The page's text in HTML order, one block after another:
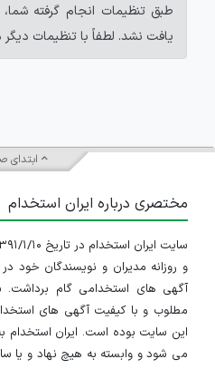
طبق تنظیمات انجام گرفته
یافت نشد. لطفاً با تنظیمات
ابتدای
مختصری درباره ایران استخدام
و روزانه مدیران و نویسندگان خود
آگهی های استخدامی گام برداشت.
مطلوب و با کیفیت آگهی های
این سایت بوده است. ایران
می شود و وابسته به هیچ نهاد و یا